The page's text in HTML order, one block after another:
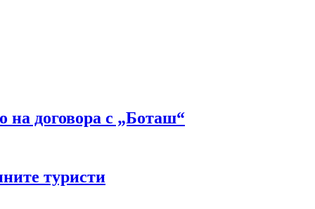
на договора с „Боташ“
туристи